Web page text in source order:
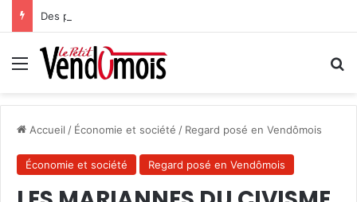
Des projets futurs pour les aidants
Menu
Accueil / Économie et société / Regard posé en Vendômois
Économie et société Regard posé en Vendômois